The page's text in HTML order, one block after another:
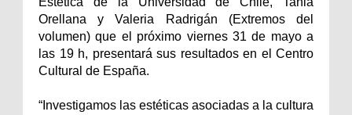
Orellana y Valeria Radrigán (Extremos del
volumen) que el próximo viernes 31 de mayo a
las 19 h, presentará sus resultados en el Centro
Cultural de España.
“Investigamos las estéticas asociadas a la cultura